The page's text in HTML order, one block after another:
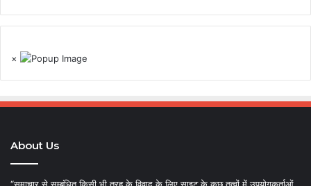
×
About Us